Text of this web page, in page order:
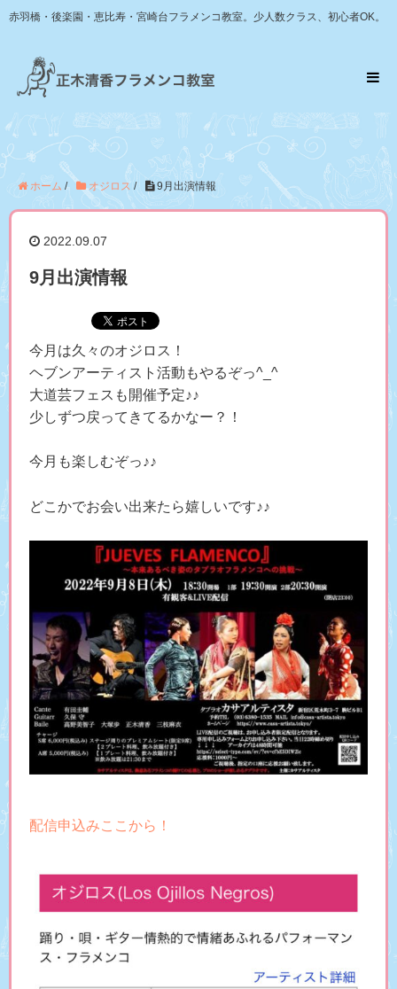
赤羽橋・後楽園・恵比寿・宮崎台フラメンコ教室。少人数クラス、初心者OK。
ホーム / オジロス / 9月出演情報
2022.09.07
9月出演情報
今月は久々のオジロス！
ヘブンアーティスト活動もやるぞっ^_^
大道芸フェスも開催予定♪♪
少しずつ戻ってきてるかなー？！
今月も楽しむぞっ♪♪
どこかでお会い出来たら嬉しいです♪♪
配信申込みここから！